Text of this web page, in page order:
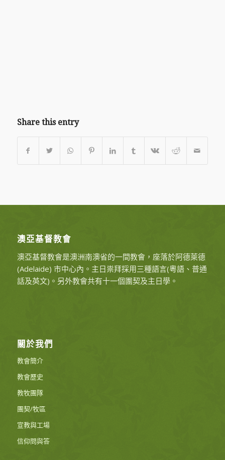
Share this entry
澳亞基督教會
澳亞基督教會是澳洲南澳省的一間教會，座落於阿德萊德
(Adelaide) 市中心內。主日祟拜採用三種語言(粵語、普通
話及英文)。另外教會共有十一個團契及主日學。
關於我們
教會簡介
教會歷史
教牧團隊
團契/牧區
宣教與工場
信仰問與答